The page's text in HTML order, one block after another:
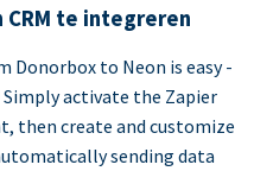
CRM te integreren
Donorbox to Neon is easy -
Simply activate the Zapier
then create and customize
sending data